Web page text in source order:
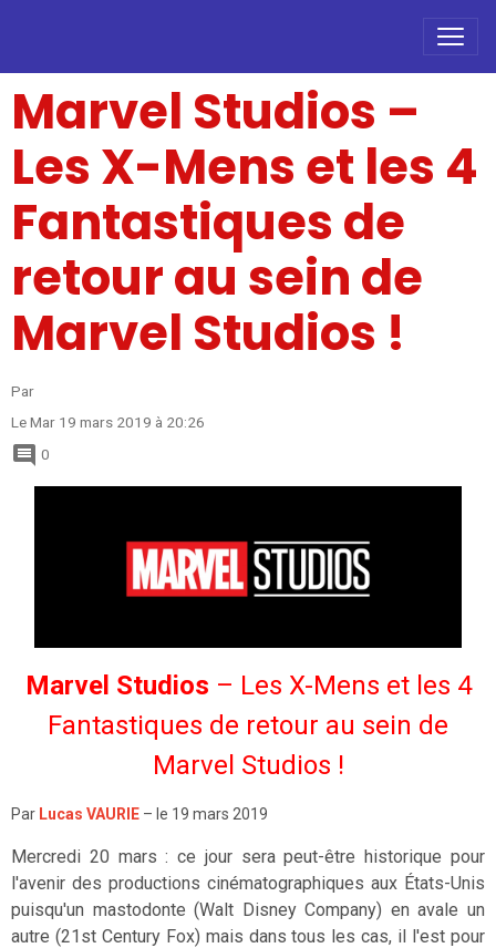
Marvel Studios –
Les X-Mens et les 4
Fantastiques de
retour au sein de
Marvel Studios !
Par
Le Mar 19 mars 2019 à 20:26
0
Marvel Studios – Les X-Mens et les 4
Fantastiques de retour au sein de
Marvel Studios !
Par Lucas VAURIE – le 19 mars 2019
Mercredi 20 mars : ce jour sera peut-être historique pour
l'avenir des productions cinématographiques aux États-Unis
puisqu'un mastodonte (Walt Disney Company) en avale un
autre (21st Century Fox) mais dans tous les cas, il l'est pour